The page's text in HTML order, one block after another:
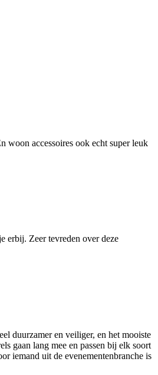
woon accessoires ook echt super leuk
erbij. Zeer tevreden over deze
duurzamer en veiliger, en het mooiste
gaan lang mee en passen bij elk soort
iemand uit de evenementenbranche is